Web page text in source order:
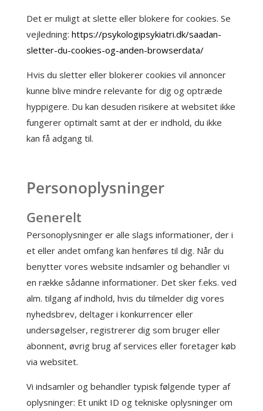
Det er muligt at slette eller blokere for cookies. Se
vejledning: https://psykologipsykiatri.dk/saadan-
sletter-du-cookies-og-anden-browserdata/
Hvis du sletter eller blokerer cookies vil annoncer
kunne blive mindre relevante for dig og optræde
hyppigere. Du kan desuden risikere at websitet ikke
fungerer optimalt samt at der er indhold, du ikke
kan få adgang til.
Personoplysninger
Generelt
Personoplysninger er alle slags informationer, der i
et eller andet omfang kan henføres til dig. Når du
benytter vores website indsamler og behandler vi
en række sådanne informationer. Det sker f.eks. ved
alm. tilgang af indhold, hvis du tilmelder dig vores
nyhedsbrev, deltager i konkurrencer eller
undersøgelser, registrerer dig som bruger eller
abonnent, øvrig brug af services eller foretager køb
via websitet.
Vi indsamler og behandler typisk følgende typer af
oplysninger: Et unikt ID og tekniske oplysninger om